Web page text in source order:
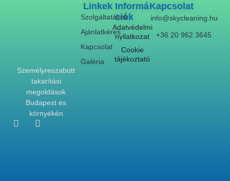
Személyreszabott
takarítási
megoldások
Budapest és
környékén
Informá
Ciók
Adatvédelmi
nyilatkozat
Cookie
tájékoztató
Linkek
Szolgáltatások
Ajánlatkérés
Kapcsolat
Galéria
Kapcsolat
info@skycleaning.hu
+36 20 962 3645